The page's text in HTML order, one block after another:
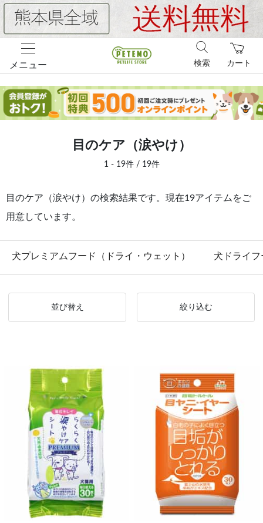
メニュー カート
検索
目のケア（涙やけ）
1 - 19件 / 19件
目のケア（涙やけ）の検索結果です。現在19アイテムをご
用意しています。
犬プレミアムフード（ドライ・ウェット） 犬ドライフ
並び替え 絞り込む